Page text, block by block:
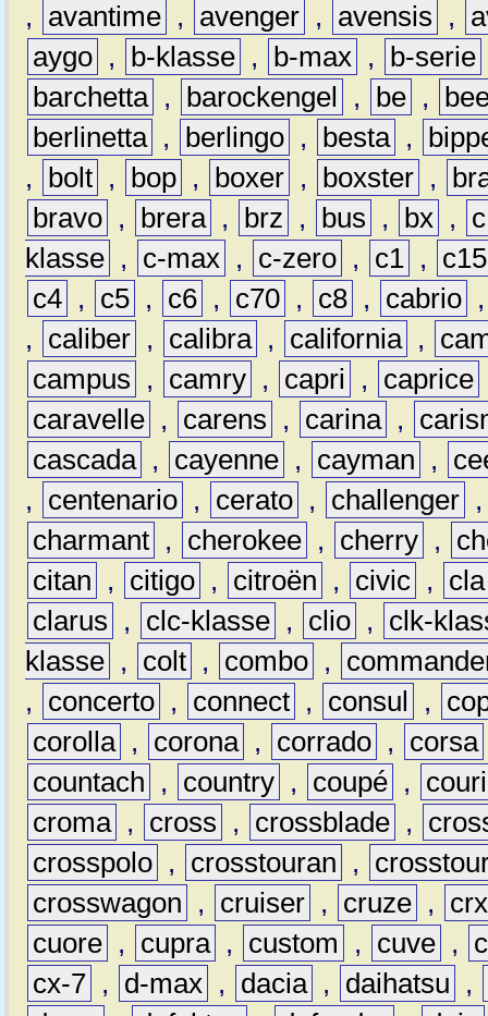
,
avantime , avenger , avensis ,
aygo , b-klasse , b-max , b-serie
barchetta , barockengel , be ,
berlinetta , berlingo , besta ,
,
bolt , bop , boxer , boxster ,
bravo , brera , brz , bus , bx ,
c
klasse , c-max , c-zero , c1 ,
c15
c4 , c5 , c6 , c70 , c8 , cabrio
,
caliber , calibra , california ,
campus
, camry , capri , caprice
caravelle , carens , carina ,
cascada , cayenne , cayman ,
,
centenario , cerato , challenger
charmant , cherokee , cherry ,
citan
, citigo , citroën , civic ,
cla
clarus
, clc-klasse , clio ,
clk-
klasse , colt , combo ,
,
concerto , connect , consul ,
corolla , corona , corrado , corsa
countach
, country , coupé ,
croma , cross , crossblade ,
crosspolo , crosstouran ,
crosswagon
, cruiser , cruze ,
crx
cuore , cupra , custom , cuve ,
cx-7 , d-max , dacia , daihatsu
,